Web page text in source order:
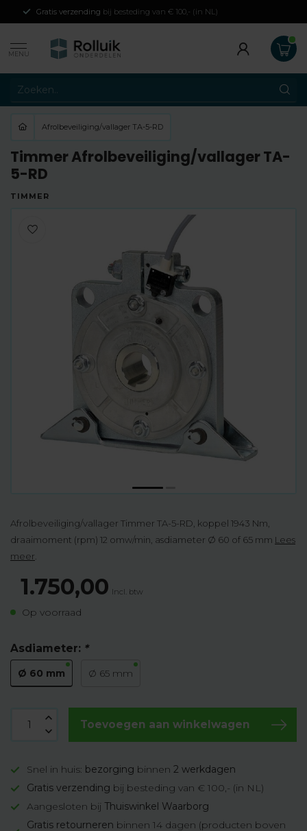
Gratis verzending bij besteding van € 100,- (in NL)
MENU
Afrolbeveiliging/vallager TA-5-RD
Timmer Afrolbeveiliging/vallager TA-
5-RD
TIMMER
Afrolbeveiliging/vallager Timmer TA-5-RD, koppel 1943 Nm,
draaimoment (rpm) 12 omw/min, asdiameter Ø 60 of 65 mm Lees
meer
1.750,00 Incl. btw
Op voorraad
Asdiameter: *
Ø 60 mm Ø 65 mm
Toevoegen aan winkelwagen
Snel in huis: bezorging binnen 2 werkdagen
Gratis verzending bij besteding van € 100,- (in NL)
Aangesloten bij Thuiswinkel Waarborg
Gratis retourneren binnen 14 dagen (producten boven